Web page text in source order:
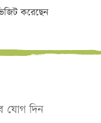
করেছেন
যোগ দিন